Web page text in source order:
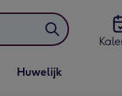
Vervolgkeuzelijst
Huwelijk openen
Huwelijk